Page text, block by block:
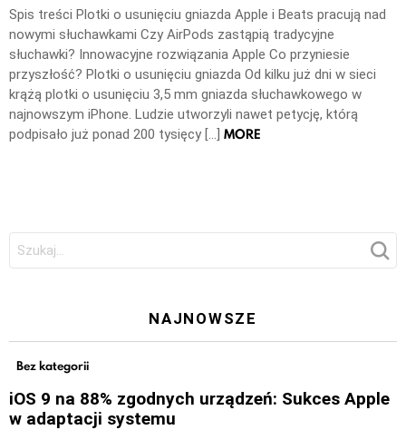
Spis treści Plotki o usunięciu gniazda Apple i Beats pracują nad
nowymi słuchawkami Czy AirPods zastąpią tradycyjne
słuchawki? Innowacyjne rozwiązania Apple Co przyniesie
przyszłość? Plotki o usunięciu gniazda Od kilku już dni w sieci
krążą plotki o usunięciu 3,5 mm gniazda słuchawkowego w
najnowszym iPhone. Ludzie utworzyli nawet petycję, którą
podpisało już ponad 200 tysięcy […] MORE
NAJNOWSZE
Bez kategorii
iOS 9 na 88% zgodnych urządzeń: Sukces Apple
w adaptacji systemu